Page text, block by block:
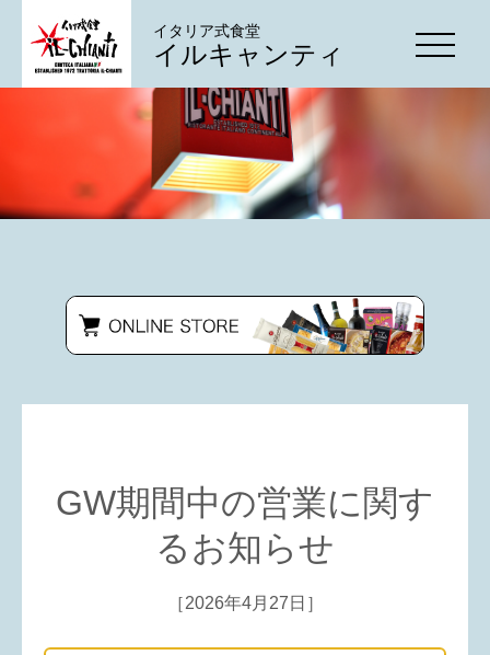
イタリア式食堂
イルキャンティ
GW期間中の営業に関す
るお知らせ
［2026年4月27日］